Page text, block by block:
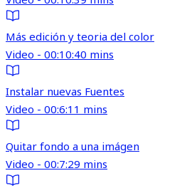
Más edición y teoria del color
Video - 00:10:40 mins
Instalar nuevas Fuentes
Video - 00:6:11 mins
Quitar fondo a una imágen
Video - 00:7:29 mins